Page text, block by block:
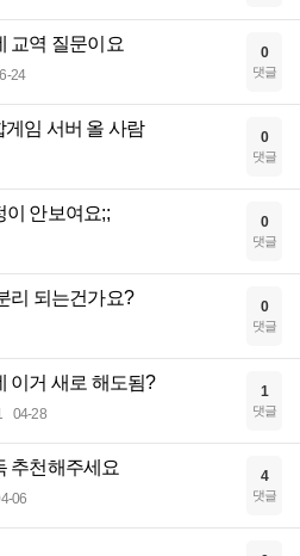
교역 질문이요
24
0
댓글
게임 서버 올 사람 0
댓글
이 안보여요;; 0
댓글
리 되는건가요? 0
댓글
이거 새로 해도됨?
04-28
1
댓글
추천해주세요
06
4
댓글